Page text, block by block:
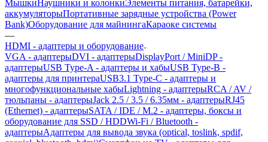
МышкиНаушники и колонкиЭлементы питания, батарейки,
аккумуляторыПортативные зарядные устройства (Power
Bank)Оборудование для майнингаКараоке системы
—
HDMI - адаптеры и оборудование
VGA - адаптерыDVI - адаптерыDisplayPort / MiniDP -
адаптерыUSB Type-A - адаптеры и хабыUSB Type-B -
адаптеры для принтераUSB3.1 Type-C - адаптеры и
многофункциональные хабыLightning - адаптерыRCA / AV /
тюльпаны - адаптерыJack 2.5 / 3.5 / 6.35мм - адаптерыRJ45
(Ethernet) - адаптерыSATA / IDE / M.2 - адаптеры, боксы и
оборудование для SSD / HDDWi-Fi / Bluetooth -
адаптерыАдаптеры для вывода звука (optical, toslink, spdif,